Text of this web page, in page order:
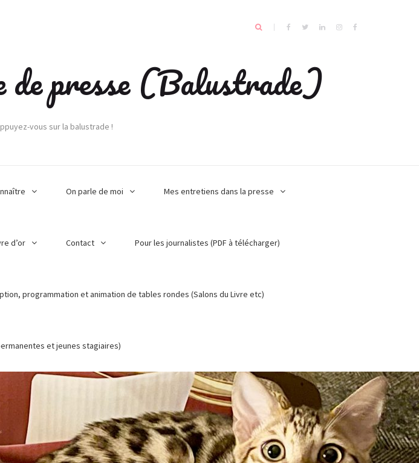
de presse (Balustrade)
vous sur la balustrade !
On parle de moi Mes entretiens dans la presse
d’or Contact Pour les journalistes (PDF à télécharger)
programmation et animation de tables rondes (Salons du Livre etc)
et jeunes stagiaires)